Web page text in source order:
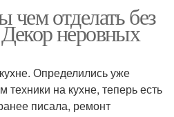
чем отделать без
неровных
Определились уже
на кухне, теперь есть
писала, ремонт